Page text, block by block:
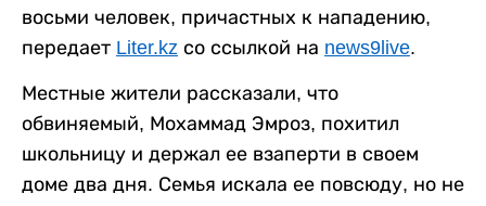
восьми человек, причастных к нападению,
передает Liter.kz со ссылкой на news9live.
Местные жители рассказали, что
обвиняемый, Мохаммад Эмроз, похитил
школьницу и держал ее взаперти в своем
доме два дня. Семья искала ее повсюду, но не